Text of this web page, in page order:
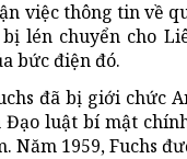
việc thông tin về
lén chuyển cho
bức điện đó.
đã bị giới chức
Đạo luật bí mật
Năm 1959, Fuchs